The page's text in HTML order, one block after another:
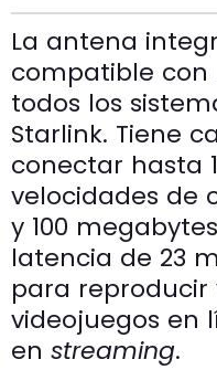
La antena
compatible con
todos los
Starlink. Tiene
conectar hasta
velocidades de
y 100
latencia de 23
para reproducir
videojuegos en
en streaming.